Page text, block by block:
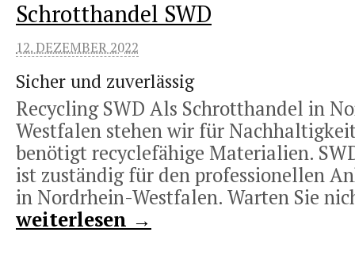
Schrotthandel SWD
12. DEZEMBER 2022
Sicher und zuverlässig
Recycling SWD Als Schrotthandel in
Westfalen stehen wir für
benötigt recyclefähige Materialien.
ist zuständig für den professionellen
in Nordrhein-Westfalen. Warten Sie
weiterlesen →